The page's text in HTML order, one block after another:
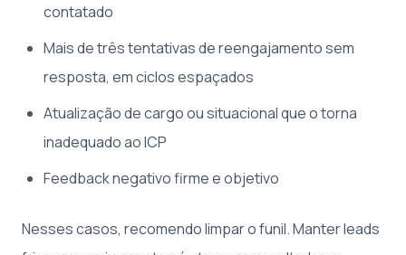
contatado
Mais de três tentativas de reengajamento sem
resposta, em ciclos espaçados
Atualização de cargo ou situacional que o torna
inadequado ao ICP
Feedback negativo firme e objetivo
Nesses casos, recomendo limpar o funil. Manter leads